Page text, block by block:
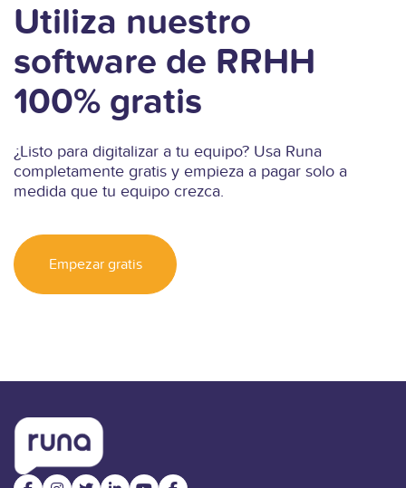
Utiliza nuestro
software de RRHH
100% gratis
¿Listo para digitalizar a tu equipo? Usa Runa
completamente gratis y empieza a pagar solo a
medida que tu equipo crezca.
Empezar gratis